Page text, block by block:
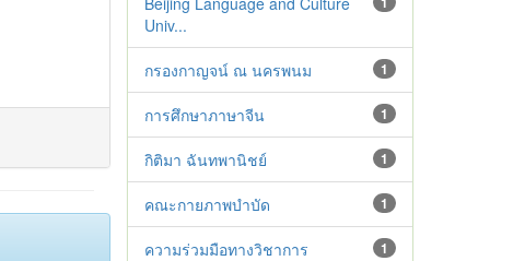
Univ...
1
กรองกาญจน์ ณ นครพนม
1
การศึกษาภาษาจีน
1
กิติมา ฉันทพานิชย์
1
คณะกายภาพบำบัด
1
ความร่วมมือทางวิชาการ